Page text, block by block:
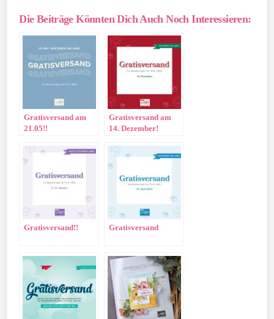
Die Beiträge Könnten Dich Auch Noch Interessieren:
Gratisversand am
21.05!!
Gratisversand am
14. Dezember!
Gratisversand!! Gratisversand